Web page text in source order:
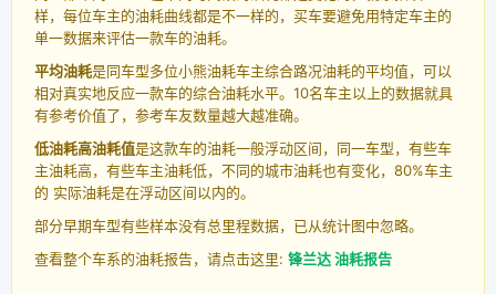
样，每位车主的油耗曲线都是不一样的，买车要避免用特定车主的
单一数据来评估一款车的油耗。
平均油耗是同车型多位小熊油耗车主综合路况油耗的平均值，可以
相对真实地反应一款车的综合油耗水平。10名车主以上的数据就具
有参考价值了，参考车友数量越大越准确。
低油耗高油耗值是这款车的油耗一般浮动区间，同一车型，有些车
主油耗高，有些车主油耗低，不同的城市油耗也有变化，80%车主
的 实际油耗是在浮动区间以内的。
部分早期车型有些样本没有总里程数据，已从统计图中忽略。
查看整个车系的油耗报告，请点击这里: 锋兰达 油耗报告